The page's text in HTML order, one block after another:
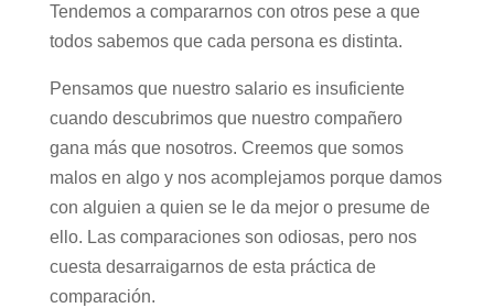
Tendemos a compararnos con otros pese a que
todos sabemos que cada persona es distinta.
Pensamos que nuestro salario es insuficiente
cuando descubrimos que nuestro compañero
gana más que nosotros. Creemos que somos
malos en algo y nos acomplejamos porque damos
con alguien a quien se le da mejor o presume de
ello. Las comparaciones son odiosas, pero nos
cuesta desarraigarnos de esta práctica de
comparación.